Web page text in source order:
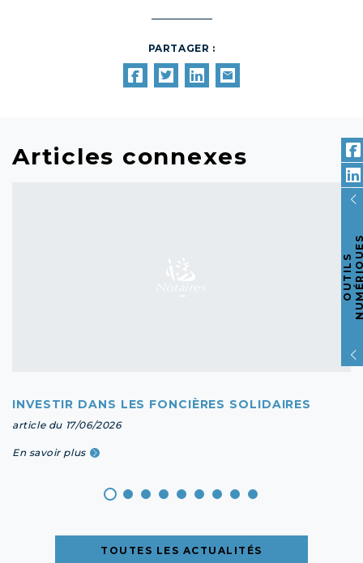
PARTAGER :
Articles connexes
INVESTIR DANS LES FONCIÈRES SOLIDAIRES
article du 17/06/2026
En savoir plus
TOUTES LES ACTUALITÉS
O
U
T
I
L
S
N
U
M
É
R
I
Q
U
E